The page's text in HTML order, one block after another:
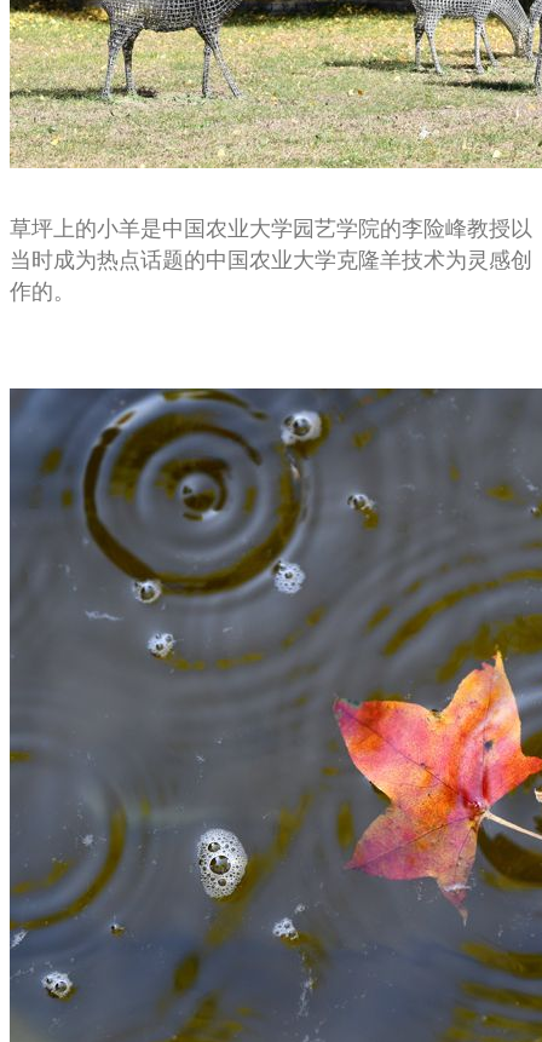
草坪上的小羊是中国农业大学园艺学院的李险峰教授以
当时成为热点话题的中国农业大学克隆羊技术为灵感创
作的。